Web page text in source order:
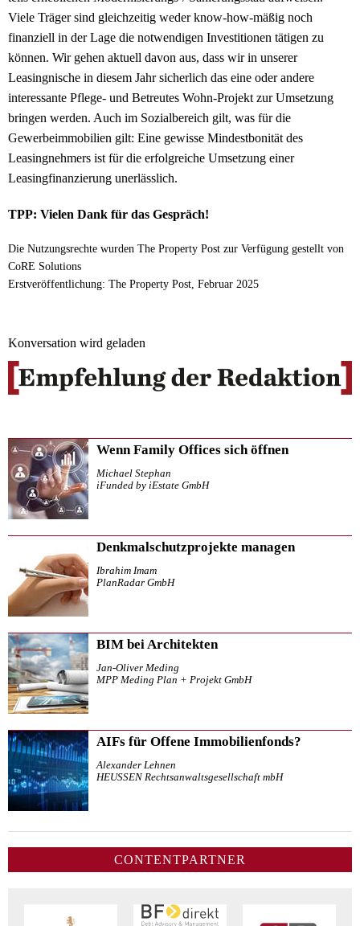
Viele Träger sind gleichzeitig weder know-how-mäßig noch
finanziell in der Lage die notwendigen Investitionen tätigen zu
können. Wir gehen aktuell davon aus, dass wir in unserer
Leasingnische in diesem Jahr sicherlich das eine oder andere
interessante Pflege- und Betreutes Wohn-Projekt zur Umsetzung
bringen werden. Auch im Sozialbereich gilt, was für die
Gewerbeimmobilien gilt: Eine gewisse Mindestbonität des
Leasingnehmers ist für die erfolgreiche Umsetzung einer
Leasingfinanzierung unerlässlich.
TPP: Vielen Dank für das Gespräch!
Die Nutzungsrechte wurden The Property Post zur Verfügung gestellt von
CoRE Solutions
Erstveröffentlichung: The Property Post, Februar 2025
Konversation wird geladen
Wenn Family Offices sich öffnen
Michael Stephan
iFunded by iEstate GmbH
Denkmalschutzprojekte managen
Ibrahim Imam
PlanRadar GmbH
BIM bei Architekten
Jan-Oliver Meding
MPP Meding Plan + Projekt GmbH
AIFs für Offene Immobilienfonds?
Alexander Lehnen
HEUSSEN Rechtsanwaltsgesellschaft mbH
CONTENTPARTNER